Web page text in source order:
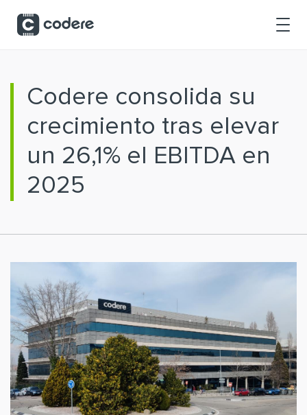
Codere consolida su
crecimiento tras elevar
un 26,1% el EBITDA en
2025